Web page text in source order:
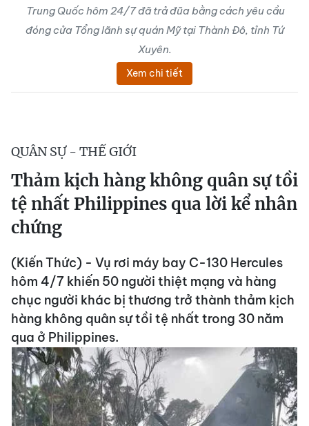
Trung Quốc hôm 24/7 đã trả đũa bằng cách yêu cầu
đóng cửa Tổng lãnh sự quán Mỹ tại Thành Đô, tỉnh Tứ
Xuyên.
Xem chi tiết
QUÂN SỰ - THẾ GIỚI
Thảm kịch hàng không quân sự tồi
tệ nhất Philippines qua lời kể nhân
chứng
(Kiến Thức) - Vụ rơi máy bay C-130 Hercules
hôm 4/7 khiến 50 người thiệt mạng và hàng
chục người khác bị thương trở thành thảm kịch
hàng không quân sự tồi tệ nhất trong 30 năm
qua ở Philippines.